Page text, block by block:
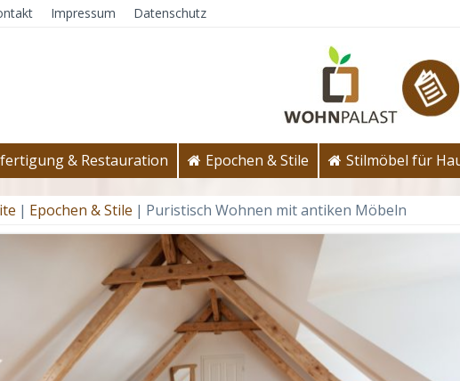
Impressum Datenschutz
& Restauration Epochen & Stile Stilmöbel für
| Epochen & Stile | Puristisch Wohnen mit antiken Möbeln